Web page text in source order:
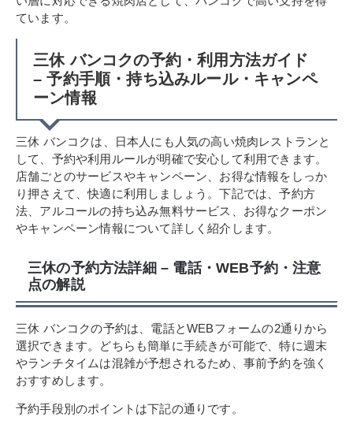
ています。
三休 バンコクの予約・利用方法ガイド
– 予約手順・持ち込みルール・キャンペ
ーン情報
三休 バンコクは、日本人にも人気の高い焼肉レストランと
して、予約や利用ルールが明確で安心して利用できます。
店舗ごとのサービスやキャンペーン、お得な情報をしっか
り押さえて、快適に利用しましょう。下記では、予約方
法、アルコールの持ち込み無料サービス、お得なクーポン
やキャンペーン情報について詳しく紹介します。
三休の予約方法詳細 – 電話・WEB予約・注意
点の解説
三休 バンコクの予約は、電話とWEBフォームの2通りから
選択できます。どちらも簡単に手続きが可能で、特に週末
やランチタイムは混雑が予想されるため、事前予約を強く
おすすめします。
予約手段別のポイントは下記の通りです。